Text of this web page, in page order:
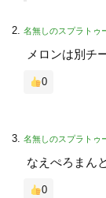
名無しのスプラトゥ
メロンは別チ
0
名無しのスプラトゥ
なえぺろまん
0